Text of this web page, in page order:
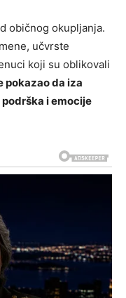
običnog okupljanja.
učvrste
koji su oblikovali
pokazao da iza
i emocije